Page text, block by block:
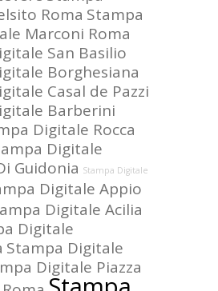
Roma Stampa
Marconi Roma
San Basilio
Borghesiana
Casal de Pazzi
Barberini
Digitale Rocca
Digitale
Guidonia Stampa Digitale
Digitale Appio
Digitale Acilia
Digitale
Stampa Digitale
Digitale Piazza